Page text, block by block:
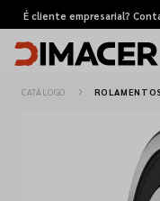
É cliente empresarial?
CATÁLOGO